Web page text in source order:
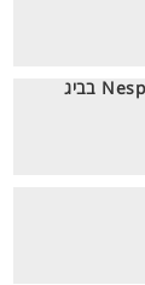
מותג הקפה הבינלאומי Nespresso בביג